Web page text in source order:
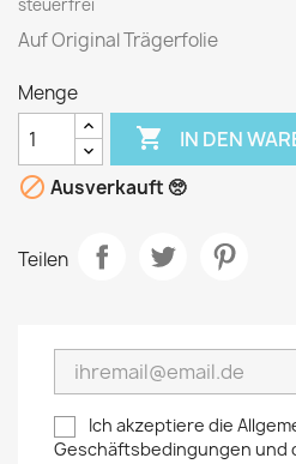
steuerfrei
Auf Original Trägerfolie
Menge
 IN DEN
 Ausverkauft 🥺
Teilen
Ich akzeptiere die
Geschäftsbedingungen und